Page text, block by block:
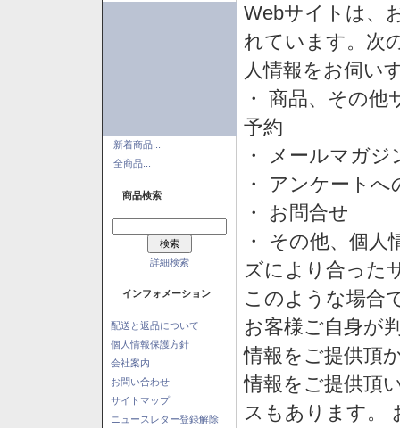
新着商品...
全商品...
商品検索
詳細検索
インフォメーション
配送と返品について
個人情報保護方針
会社案内
お問い合わせ
サイトマップ
ニュースレター登録解除
Webサイトは、
れています。次
人情報をお伺い
・ 商品、その
予約
・ メールマガ
・ アンケートへ
・ お問合せ
・ その他、個
ズにより合った
このような場合
お客様ご自身が
情報をご提供頂
情報をご提供頂
スもあります。